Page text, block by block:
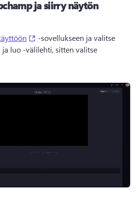
ja siirry näytön
(opens in a new tab)
-sovellukseen ja valitse
luo -välilehti, sitten valitse